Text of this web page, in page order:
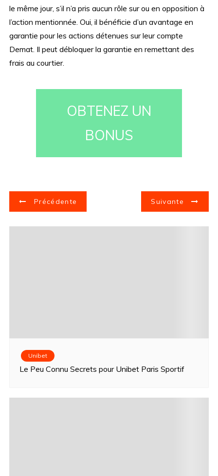
le même jour, s’il n’a pris aucun rôle sur ou en opposition à
l’action mentionnée. Oui, il bénéficie d’un avantage en
garantie pour les actions détenues sur leur compte
Demat. Il peut débloquer la garantie en remettant des
frais au courtier.
OBTENEZ UN
BONUS
Précédente Suivante
Unibet
Le Peu Connu Secrets pour Unibet Paris Sportif